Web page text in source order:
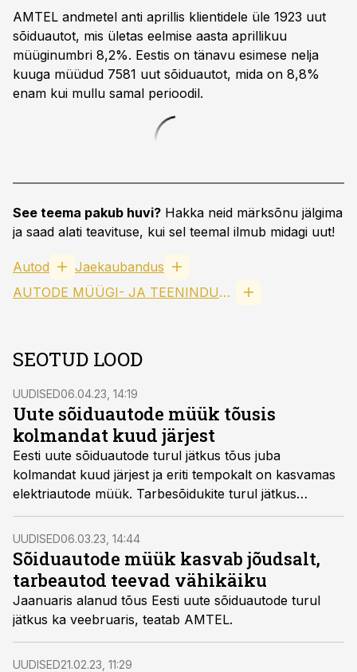
AMTEL andmetel anti aprillis klientidele üle 1923 uut
sõiduautot, mis ületas eelmise aasta aprillikuu
müüginumbri 8,2%. Eestis on tänavu esimese nelja
kuuga müüdud 7581 uut sõiduautot, mida on 8,8%
enam kui mullu samal perioodil.
See teema pakub huvi? Hakka neid märksõnu jälgima
ja saad alati teavituse, kui sel teemal ilmub midagi uut!
Autod
Jaekaubandus
AUTODE MÜÜGI- JA TEENINDUSETTEVÕTETE EESTI LIIT MTÜ
SEOTUD LOOD
UUDISED06.04.23, 14:19
Uute sõiduautode müük tõusis
kolmandat kuud järjest
Eesti uute sõiduautode turul jätkus tõus juba
kolmandat kuud järjest ja eriti tempokalt on kasvamas
elektriautode müük. Tarbesõidukite turul jätkus
kolmandat kuud langus.
UUDISED06.03.23, 14:44
Sõiduautode müük kasvab jõudsalt,
tarbeautod teevad vähikäiku
Jaanuaris alanud tõus Eesti uute sõiduautode turul
jätkus ka veebruaris, teatab AMTEL.
UUDISED21.02.23, 11:29